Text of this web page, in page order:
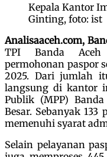
Kepala Kantor
Ginting, foto: ist
Analisaaceh.com,
TPI Banda Aceh
permohonan paspor
2025. Dari jumlah
langsung di kantor
Publik (MPP)
Besar. Sebanyak
memenuhi syarat
Selain pelayanan